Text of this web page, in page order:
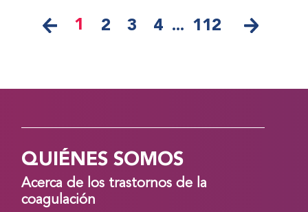
1 2 3 4 ... 112
QUIÉNES SOMOS
Acerca de los trastornos de la
coagulación